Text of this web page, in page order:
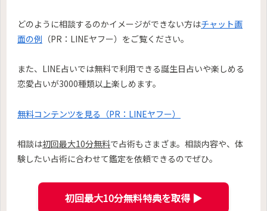
どのように相談するのかイメージができない方はチャット画
面の例 （PR：LINEヤフー）をご覧ください。
また、LINE占いでは無料で利用できる誕生日占いや楽しめる
恋愛占いが3000種類以上楽しめます。
無料コンテンツを見る（PR：LINEヤフー）
相談は初回最大10分無料で占術もさまざま。相談内容や、体
験したい占術に合わせて鑑定を依頼できるのでぜひ。
初回最大10分無料特典を取得 ▶︎